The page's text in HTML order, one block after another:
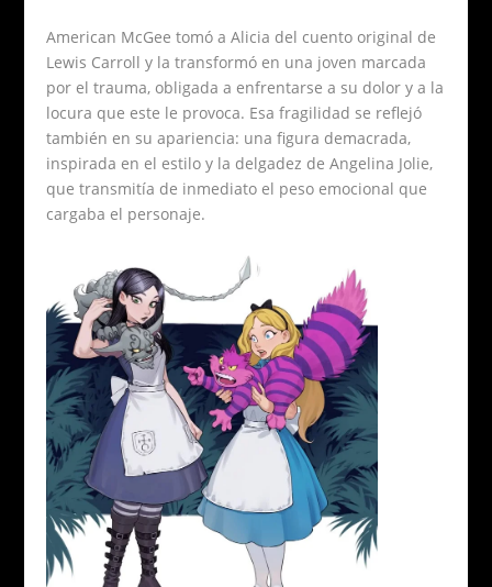
American McGee tomó a Alicia del cuento original de
Lewis Carroll y la transformó en una joven marcada
por el trauma, obligada a enfrentarse a su dolor y a la
locura que este le provoca. Esa fragilidad se reflejó
también en su apariencia: una figura demacrada,
inspirada en el estilo y la delgadez de Angelina Jolie,
que transmitía de inmediato el peso emocional que
cargaba el personaje.